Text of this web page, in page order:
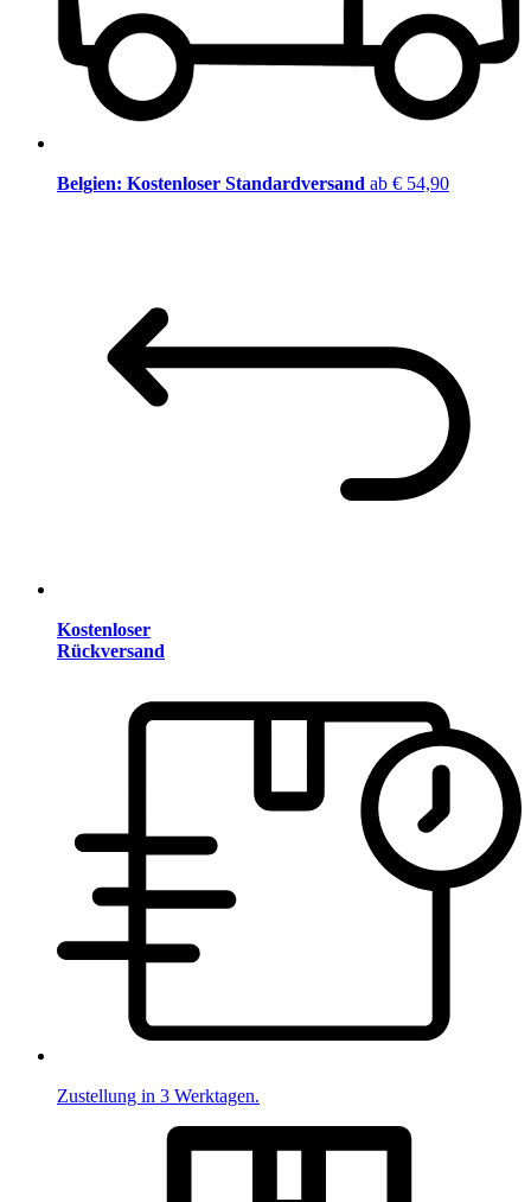
Belgien: Kostenloser Standardversand ab € 54,90
Kostenloser
Rückversand
Zustellung in 3 Werktagen.